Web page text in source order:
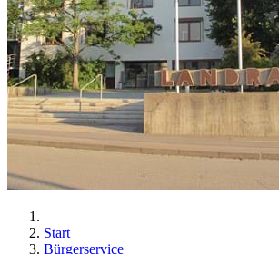
Start
Bürgerservice